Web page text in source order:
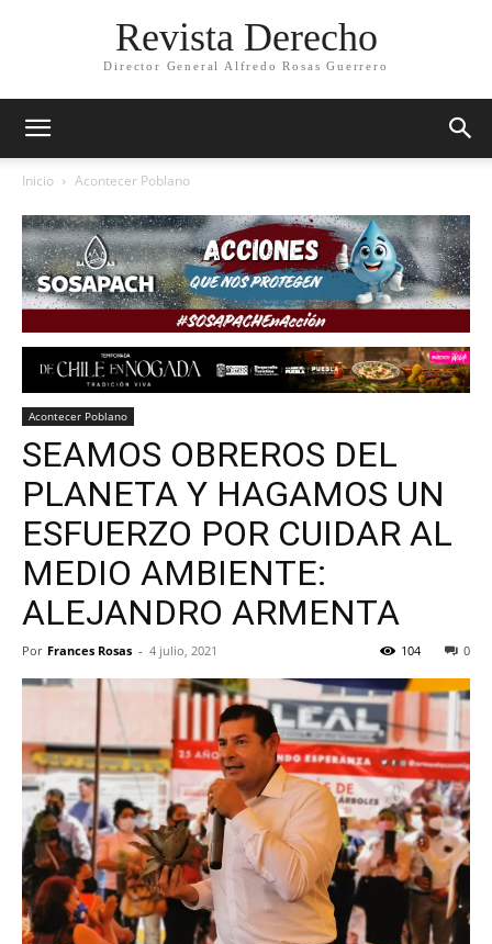
Revista Derecho
Director General Alfredo Rosas Guerrero
Inicio Acontecer Poblano
Acontecer Poblano
SEAMOS OBREROS DEL
PLANETA Y HAGAMOS UN
ESFUERZO POR CUIDAR AL
MEDIO AMBIENTE:
ALEJANDRO ARMENTA
Por Frances Rosas - 4 julio, 2021 0
104